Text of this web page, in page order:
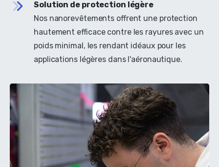
Solution de protection légère
Nos nanorevêtements offrent une protection
hautement efficace contre les rayures avec un
poids minimal, les rendant idéaux pour les
applications légères dans l'aéronautique.